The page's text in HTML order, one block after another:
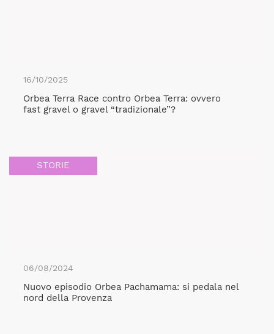
16/10/2025
Orbea Terra Race contro Orbea Terra: ovvero
fast gravel o gravel “tradizionale”?
STORIE
06/08/2024
Nuovo episodio Orbea Pachamama: si pedala nel
nord della Provenza